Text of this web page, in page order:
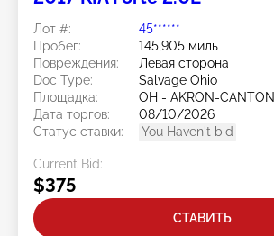
Лот #:
45******
Пробег:
145,905 миль
Повреждения:
Левая сторона
Doc Type:
Salvage Ohio
Площадка:
OH - AKRON-CANTON
Дата торгов:
08/10/2026
Статус ставки:
You Haven't bid
Current Bid:
$375
СТАВИТЬ